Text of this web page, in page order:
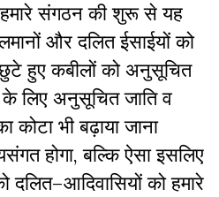
हमारे संगठन की शुरू से यह
और दलित ईसाईयों को
हुए कबीलों को अनुसूचित
के लिए अनुसूचित जाति व
कोटा भी बढ़ाया जाना
होगा, बल्कि ऐसा इसलिए
दलित–आदिवासियों को हमारे